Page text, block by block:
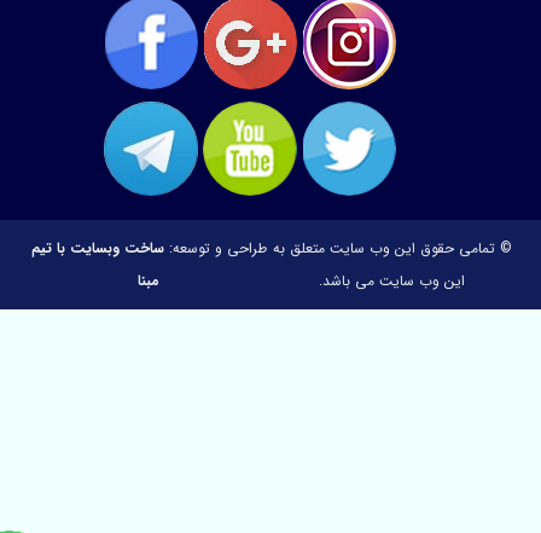
© تمامی حقوق این وب سایت متعلق به
این وب سایت می باشد.
طراحی و توسعه:ساخت وبسایت با تیم